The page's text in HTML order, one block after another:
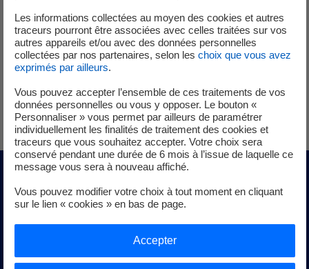
Des cas d'usages potentiels à
la R&D d'EDF
Gérer la recharge des véhicules électriques, optimiser la
Les informations collectées au moyen des cookies et autres
traceurs pourront être associées avec celles traitées sur vos
autres appareils et/ou avec des données personnelles
collectées par nos partenaires, selon les choix que vous avez
exprimés par ailleurs.
Vous pouvez accepter l’ensemble de ces traitements de vos
données personnelles ou vous y opposer. Le bouton «
Personnaliser » vous permet par ailleurs de paramétrer
individuellement les finalités de traitement des cookies et
traceurs que vous souhaitez accepter. Votre choix sera
conservé pendant une durée de 6 mois à l’issue de laquelle ce
message vous sera à nouveau affiché.
Vous pouvez modifier votre choix à tout moment en cliquant
sur le lien « cookies » en bas de page.
Accepter